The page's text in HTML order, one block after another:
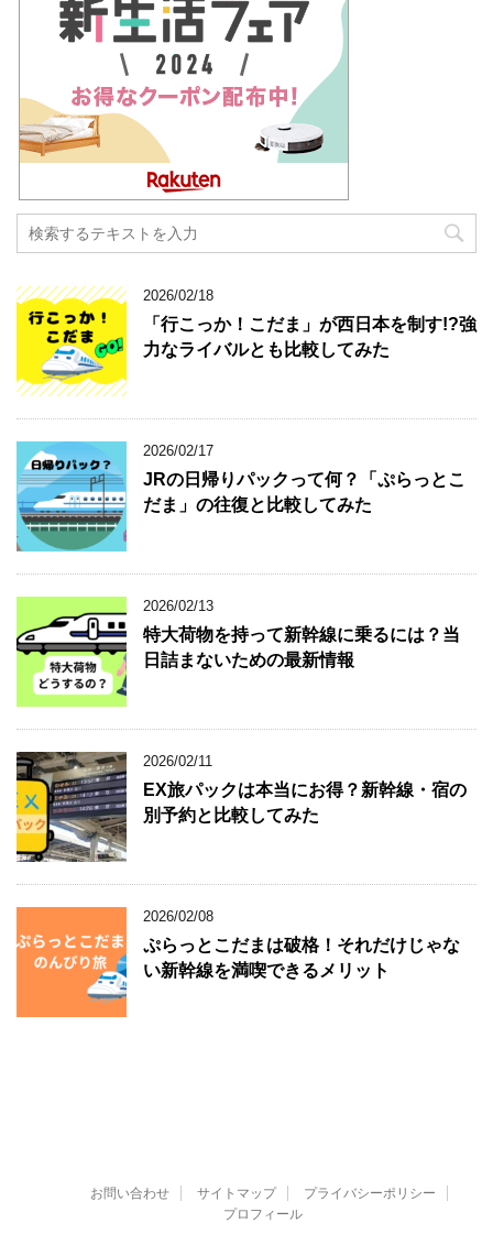
2026/02/18
「行こっか！こだま」が西日本を制す!?強
力なライバルとも比較してみた
2026/02/17
JRの日帰りパックって何？「ぷらっとこ
だま」の往復と比較してみた
2026/02/13
特大荷物を持って新幹線に乗るには？当
日詰まないための最新情報
2026/02/11
EX旅パックは本当にお得？新幹線・宿の
別予約と比較してみた
2026/02/08
ぷらっとこだまは破格！それだけじゃな
い新幹線を満喫できるメリット
お問い合わせ サイトマップ
プライバシーポリシー
プロフィール